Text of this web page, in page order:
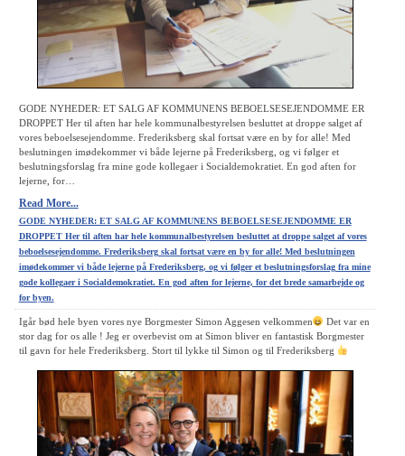
GODE NYHEDER: ET SALG AF KOMMUNENS BEBOELSESEJENDOMME ER
DROPPET Her til aften har hele kommunalbestyrelsen besluttet at droppe salget af
vores beboelsesejendomme. Frederiksberg skal fortsat være en by for alle! Med
beslutningen imødekommer vi både lejerne på Frederiksberg, og vi følger et
beslutningsforslag fra mine gode kollegaer i Socialdemokratiet. En god aften for
lejerne, for…
Read More...
GODE NYHEDER: ET SALG AF KOMMUNENS BEBOELSESEJENDOMME ER
DROPPET Her til aften har hele kommunalbestyrelsen besluttet at droppe salget af vores
beboelsesejendomme. Frederiksberg skal fortsat være en by for alle! Med beslutningen
imødekommer vi både lejerne på Frederiksberg, og vi følger et beslutningsforslag fra mine
gode kollegaer i Socialdemokratiet. En god aften for lejerne, for det brede samarbejde og
for byen.
Igår bød hele byen vores nye Borgmester Simon Aggesen velkommen
Det var en
stor dag for os alle ! Jeg er overbevist om at Simon bliver en fantastisk Borgmester
til gavn for hele Frederiksberg. Stort til lykke til Simon og til Frederiksberg